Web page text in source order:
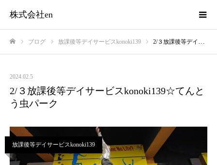
株式会社en
ブログ 放課後等デイサービスkonoki139 2/３放課後等デイサービスkonoki139☆てんとう虫パーク
2024.02.5
2/３放課後等デイサービスkonoki139☆てんと
う虫パーク
放課後等デイサービスkonoki139